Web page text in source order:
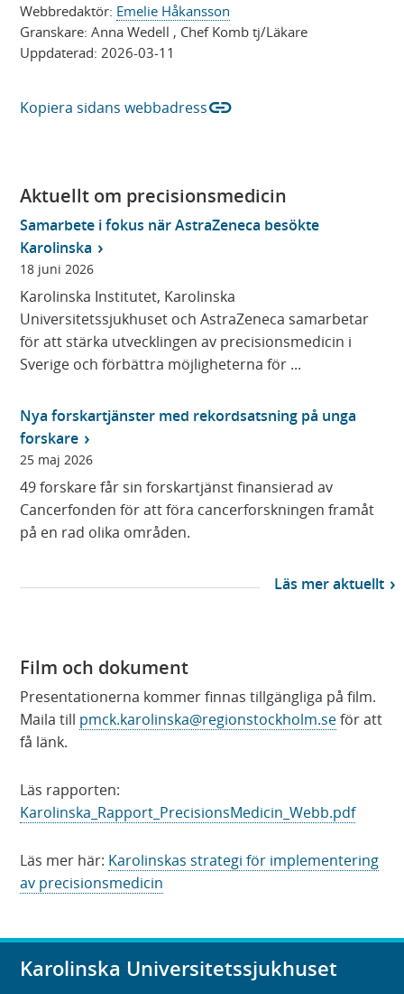
Webbredaktör: Emelie Håkansson
Granskare:Anna Wedell , Chef Komb tj/Läkare
Uppdaterad: 2026-03-11
Kopiera sidans webbadresslink
Aktuellt om precisionsmedicin
Samarbete i fokus när AstraZeneca besökte
Karolinska
18 juni 2026
Karolinska Institutet, Karolinska
Universitetssjukhuset och AstraZeneca samarbetar
för att stärka utvecklingen av precisionsmedicin i
Sverige och förbättra möjligheterna för ...
Nya forskartjänster med rekordsatsning på unga
forskare
25 maj 2026
49 forskare får sin forskartjänst finansierad av
Cancerfonden för att föra cancerforskningen framåt
på en rad olika områden.
a
s
i
n
t
t
f
n
s
e
r
Läs mer aktuellt
Film och dokument
Presentationerna kommer finnas tillgängliga på film.
Maila till pmck.karolinska@regionstockholm.seför att
få länk.
Läs rapporten:
Karolinska_Rapport_PrecisionsMedicin_Webb.pdf
Läs mer här: Karolinskas strategi för implementering
av precisionsmedicin
Karolinska Universitetssjukhuset